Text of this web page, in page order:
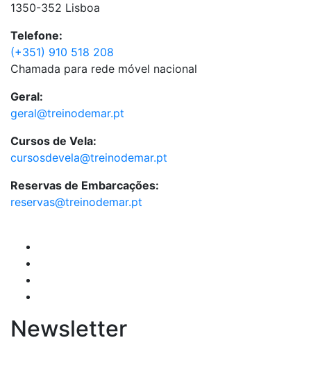
1350-352 Lisboa
Telefone:
(+351) 910 518 208
Chamada para rede móvel nacional
Geral:
geral@treinodemar.pt
Cursos de Vela:
cursosdevela@treinodemar.pt
Reservas de Embarcações:
reservas@treinodemar.pt
Newsletter